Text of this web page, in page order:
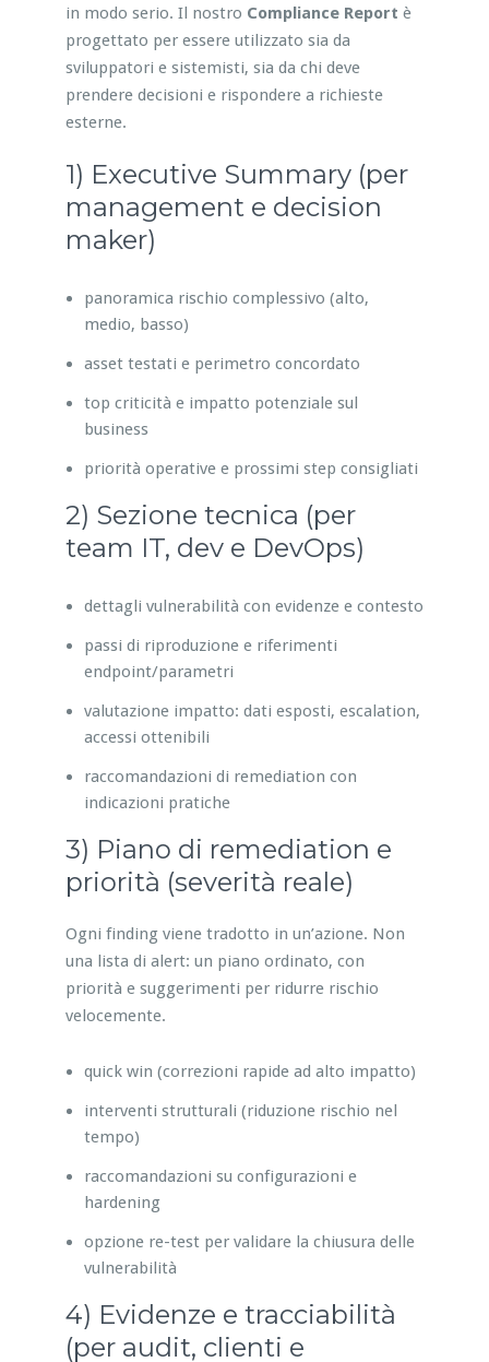
in modo serio. Il nostro Compliance Report è
progettato per essere utilizzato sia da
sviluppatori e sistemisti, sia da chi deve
prendere decisioni e rispondere a richieste
esterne.
1) Executive Summary (per
management e decision
maker)
panoramica rischio complessivo (alto,
medio, basso)
asset testati e perimetro concordato
top criticità e impatto potenziale sul
business
priorità operative e prossimi step consigliati
2) Sezione tecnica (per
team IT, dev e DevOps)
dettagli vulnerabilità con evidenze e contesto
passi di riproduzione e riferimenti
endpoint/parametri
valutazione impatto: dati esposti, escalation,
accessi ottenibili
raccomandazioni di remediation con
indicazioni pratiche
3) Piano di remediation e
priorità (severità reale)
Ogni finding viene tradotto in un’azione. Non
una lista di alert: un piano ordinato, con
priorità e suggerimenti per ridurre rischio
velocemente.
quick win (correzioni rapide ad alto impatto)
interventi strutturali (riduzione rischio nel
tempo)
raccomandazioni su configurazioni e
hardening
opzione re-test per validare la chiusura delle
vulnerabilità
4) Evidenze e tracciabilità
(per audit, clienti e